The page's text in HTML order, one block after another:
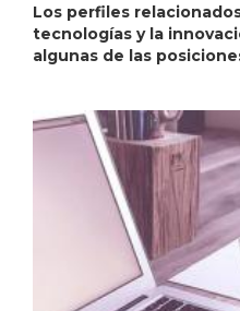
Los perfiles
tecnologías y la
algunas de las